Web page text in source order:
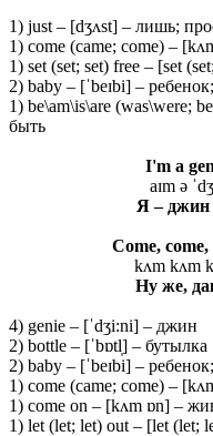
1) just – [dʒʌst] – лишь;
1) come (came; come) –
1) set (set; set) free – [set
2) baby – [ˈbeɪbi] –
1) be\am\is\are (was\were;
быть
I'm a
aɪm ə
Я– джин
Come,
kʌm kʌm
Ну же,
4) genie – [ˈdʒi:ni] – джин
2) bottle – [ˈbɒtl̩] – бутылка
2) baby – [ˈbeɪbi] –
1) come (came; come) –
1) come on – [kʌm ɒn] –
1) let (let; let) out – [let (let;